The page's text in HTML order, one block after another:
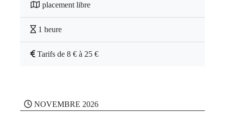
placement libre
1 heure
Tarifs de 8 € à 25 €
NOVEMBRE 2026